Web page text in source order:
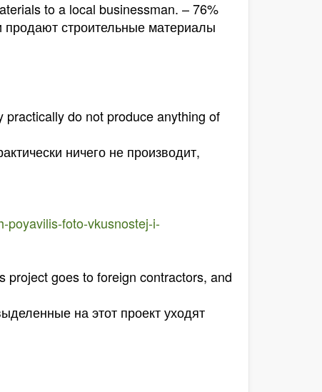
to a local businessman. – 76%
продают строительные материалы
do not produce anything of
ничего не производит,
poyavilis-foto-vkusnostej-i-
project goes to foreign contractors, and
на этот проект уходят